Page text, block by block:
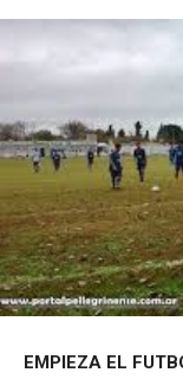
EMPIEZA EL